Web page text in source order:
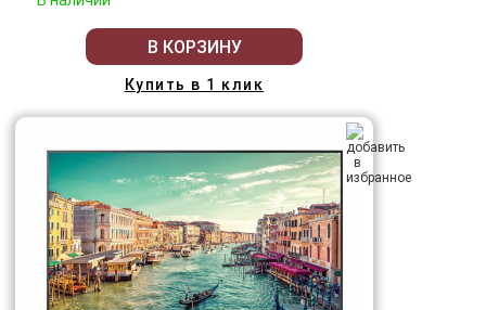
В КОРЗИНУ
Купить в 1 клик